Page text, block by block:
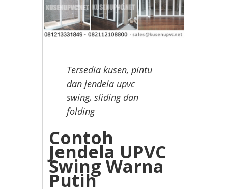
Tersedia kusen, pintu
dan jendela upvc
swing, sliding dan
folding
Contoh
Jendela UPVC
Swing Warna
Putih